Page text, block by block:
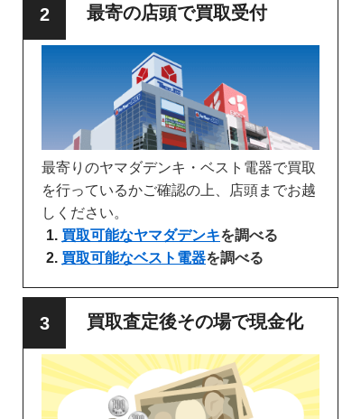
最寄の店頭で買取受付
最寄りのヤマダデンキ・ベスト電器で買取
を行っているかご確認の上、店頭までお越
しください。
買取可能なヤマダデンキを調べる
買取可能なベスト電器を調べる
買取査定後その場で現金化